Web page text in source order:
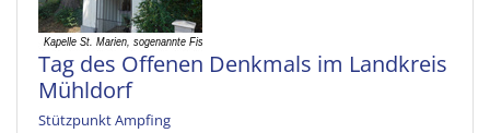
Tag des Offenen Denkmals im Landkreis
Mühldorf
Stützpunkt Ampfing